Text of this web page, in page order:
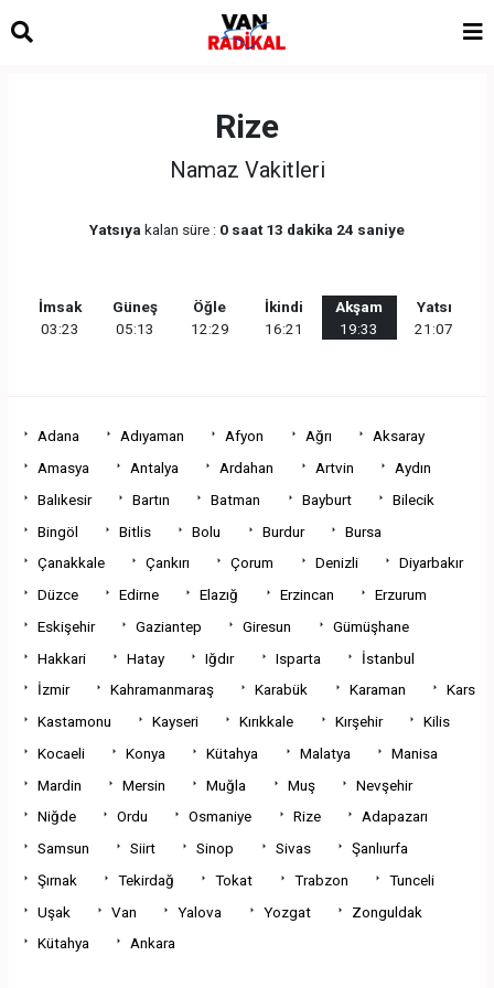
Rize
Namaz Vakitleri
Yatsıya kalan süre : 0 saat 13 dakika 24 saniye
İmsak
03:23
Güneş
05:13
Öğle
12:29
İkindi
16:21
Akşam
19:33
Yatsı
21:07
Adana Adıyaman Afyon Ağrı
Aksaray
Amasya
Antalya Ardahan Artvin
Aydın
Balıkesir
Bartın Batman Bayburt
Bilecik
Bingöl
Bitlis Bolu Burdur
Bursa
Çanakkale
Çankırı Çorum Denizli
Diyarbakır
Düzce
Edirne Elazığ Erzincan
Erzurum
Eskişehir
Gaziantep Giresun
Gümüşhane
Hakkari
Hatay Iğdır Isparta
İstanbul
İzmir
Kahramanmaraş Karabük Karaman
Kars
Kastamonu
Kayseri Kırıkkale Kırşehir
Kilis
Kocaeli
Konya Kütahya Malatya
Manisa
Mardin
Mersin Muğla Muş
Nevşehir
Niğde
Ordu Osmaniye Rize
Adapazarı
Samsun
Siirt Sinop Sivas
Şanlıurfa
Şırnak
Tekirdağ Tokat Trabzon
Tunceli
Uşak
Van Yalova Yozgat
Zonguldak
Kütahya
Ankara